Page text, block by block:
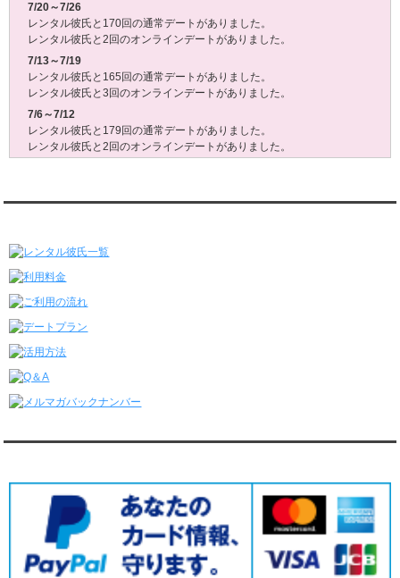
7/20～7/26
レンタル彼氏と170回の通常デートがありました。
レンタル彼氏と2回のオンラインデートがありました。
7/13～7/19
レンタル彼氏と165回の通常デートがありました。
レンタル彼氏と3回のオンラインデートがありました。
7/6～7/12
レンタル彼氏と179回の通常デートがありました。
レンタル彼氏と2回のオンラインデートがありました。
レンタル彼氏と3回のオンラインデートがありました。
レンタル彼氏と2回のオンラインデートがありました。
6/15～6/21
レンタル彼氏と4回のオンラインデートがありました。
6/8～6/14
レンタル彼氏と161回の通常デートがありました。
レンタル彼氏と3回のオンラインデートがありました。
6/1～6/7
レンタル彼氏と165回の通常デートがありました。
レンタル彼氏と153回の通常デートがありました。
レンタル彼氏と1回のオンラインデートがありました。
5/11～5/17
レンタル彼氏と164回の通常デートがありました。